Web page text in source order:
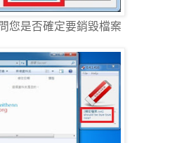
您是否確定要銷毀檔案